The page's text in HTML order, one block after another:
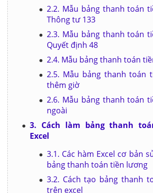
2.2. Mẫu bảng thanh toán
Thông tư 133
2.3. Mẫu bảng thanh toán
Quyết định 48
2.4. Mẫu bảng thanh toán
2.5. Mẫu bảng thanh toán
thêm giờ
2.6. Mẫu bảng thanh toán
ngoài
3. Cách làm bảng thanh
Excel
3.1. Các hàm Excel cơ bản
bảng thanh toán tiền lương
3.2. Cách tạo bảng thanh
trên excel